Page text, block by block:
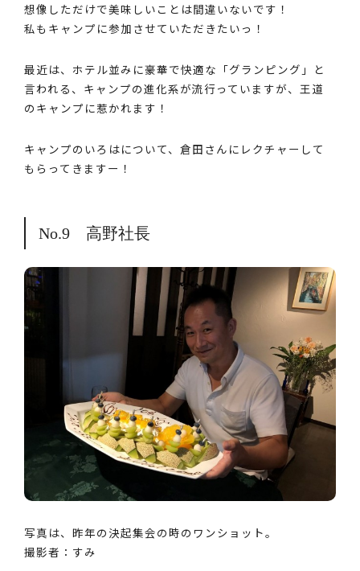
想像しただけで美味しいことは間違いないです！
私もキャンプに参加させていただきたいっ！
最近は、ホテル並みに豪華で快適な「グランピング」と
言われる、キャンプの進化系が流行っていますが、王道
のキャンプに惹かれます！
キャンプのいろはについて、倉田さんにレクチャーして
もらってきますー！
No.9 高野社長
写真は、昨年の決起集会の時のワンショット。
撮影者：すみ